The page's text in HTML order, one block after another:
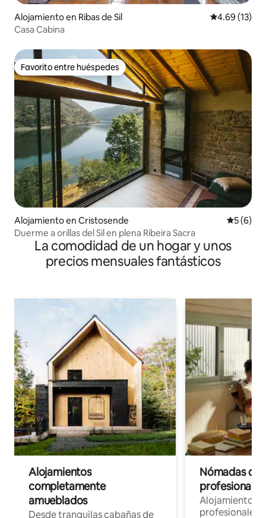
Alojamiento en Ribas de Sil Calificación
4.69 (13)
Casa Cabina
Favorito entre huéspedes
Favorito entre huéspedes
Alojamiento en Cristosende
5 (6)
Duerme a orillas del Sil en plena Ribeira Sacra
La comodidad de un hogar y unos
precios mensuales fantásticos
Alojamientos
completamente
amueblados
Desde tranquilas cabañas de
Nómadas
Alojamientos
profesionales